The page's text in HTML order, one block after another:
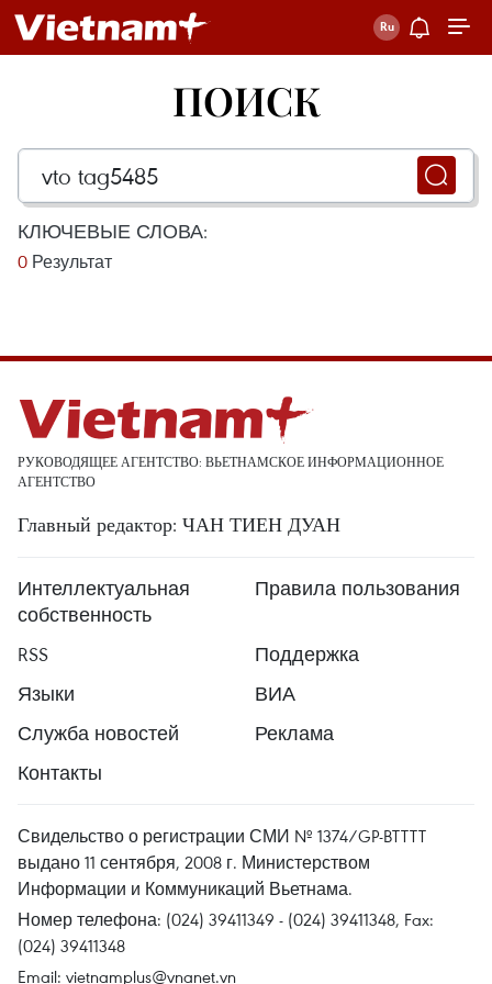
ПОИСК
КЛЮЧЕВЫЕ СЛОВА:
0 Результат
РУКОВОДЯЩЕЕ АГЕНТСТВО: ВЬЕТНАМСКОЕ ИНФОРМАЦИОННОЕ
АГЕНТСТВО
Главный редактор: ЧАН ТИЕН ДУАН
Интеллектуальная
собственность
Правила пользования
RSS
Поддержка
Языки
ВИА
Служба новостей
Реклама
Контакты
Свидельство о регистрации СМИ № 1374/GP-BTTTT
выдано 11 сентября, 2008 г. Министерством
Информации и Коммуникаций Вьетнама.
Номер телефона: (024) 39411349 - (024) 39411348, Fax:
(024) 39411348
Email: vietnamplus@vnanet.vn